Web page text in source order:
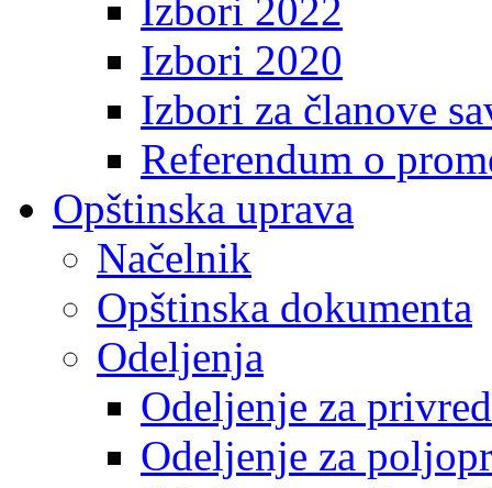
Izbori 2022
Izbori 2020
Izbori za članove
Referendum o
Opštinska uprava
Načelnik
Opštinska dokumenta
Odeljenja
Odeljenje za
Odeljenje za